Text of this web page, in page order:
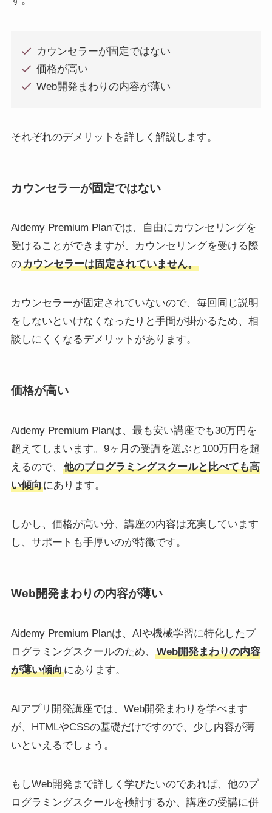
カウンセラーが固定ではない
価格が高い
Web開発まわりの内容が薄い
それぞれのデメリットを詳しく解説します。
カウンセラーが固定ではない
Aidemy Premium Planでは、自由にカウンセリングを
受けることができますが、カウンセリングを受ける際
のカウンセラーは固定されていません。
カウンセラーが固定されていないので、毎回同じ説明
をしないといけなくなったりと手間が掛かるため、相
談しにくくなるデメリットがあります。
価格が高い
Aidemy Premium Planは、最も安い講座でも30万円を
超えてしまいます。9ヶ月の受講を選ぶと100万円を超
えるので、
他のプログラミングスクールと比べても高
い傾向にあります。
しかし、価格が高い分、講座の内容は充実しています
し、サポートも手厚いのが特徴です。
Web開発まわりの内容が薄い
Aidemy Premium Planは、AIや機械学習に特化したプ
ログラミングスクールのため、
Web開発まわりの内容
が薄い傾向にあります。
AIアプリ開発講座では、Web開発まわりを学べます
が、HTMLやCSSの基礎だけですので、少し内容が薄
いといえるでしょう。
もしWeb開発まで詳しく学びたいのであれば、他のプ
ログラミングスクールを検討するか、講座の受講に併